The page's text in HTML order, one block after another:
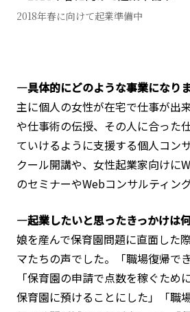
2018年春に向けて起業準備中
―具体的にどのような事業になり
主に個人の女性が在宅で仕事が出
や仕事術の伝授、その人に合った
ていけるように支援する個人コン
クール開講や、女性起業家向けに
のセミナーやWebコンサルティン
―起業したいと思ったきっかけは
娘を産んで保育園問題に直面した
マたちの声でした。「職場復帰で
「保育園の申請で点数を稼ぐため
保育園に預けることにした」「職